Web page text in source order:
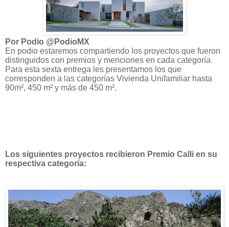
Por Podio @PodioMX
En podio estaremos compartiendo los proyectos que fueron
distinguidos con premios y menciones en cada categoría.
Para esta sexta entrega les presentamos los que
corresponden a las categorías Vivienda Unifamiliar hasta
90m², 450 m² y más de 450 m².
Los siguientes proyectos recibieron Premio Calli en su
respectiva categoría: